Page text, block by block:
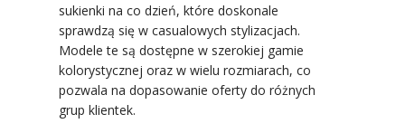
sukienki na co dzień, które doskonale
sprawdzą się w casualowych stylizacjach.
Modele te są dostępne w szerokiej gamie
kolorystycznej oraz w wielu rozmiarach, co
pozwala na dopasowanie oferty do różnych
grup klientek.